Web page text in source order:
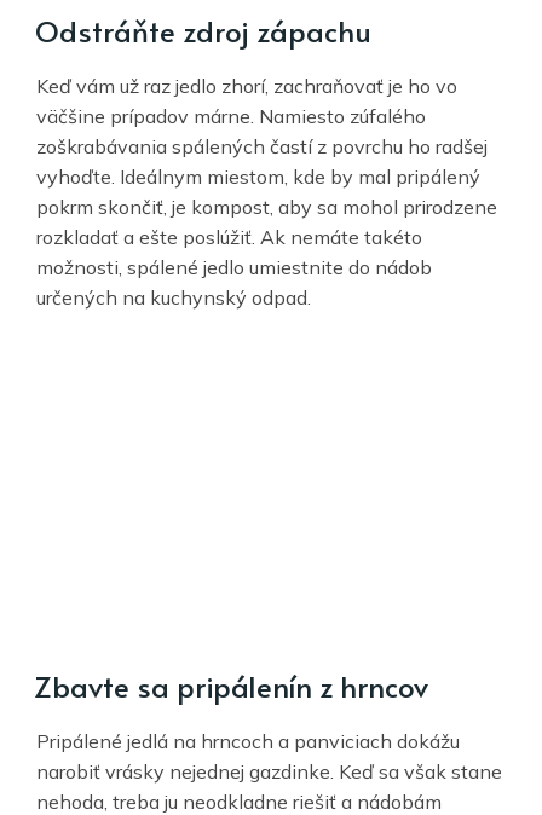
Odstráňte zdroj zápachu
Keď vám už raz jedlo zhorí, zachraňovať je ho vo
väčšine prípadov márne. Namiesto zúfalého
zoškrabávania spálených častí z povrchu ho radšej
vyhoďte. Ideálnym miestom, kde by mal pripálený
pokrm skončiť, je kompost, aby sa mohol prirodzene
rozkladať a ešte poslúžiť. Ak nemáte takéto
možnosti, spálené jedlo umiestnite do nádob
určených na kuchynský odpad.
Zbavte sa pripálenín z hrncov
Pripálené jedlá na hrncoch a panviciach dokážu
narobiť vrásky nejednej gazdinke. Keď sa však stane
nehoda, treba ju neodkladne riešiť a nádobám